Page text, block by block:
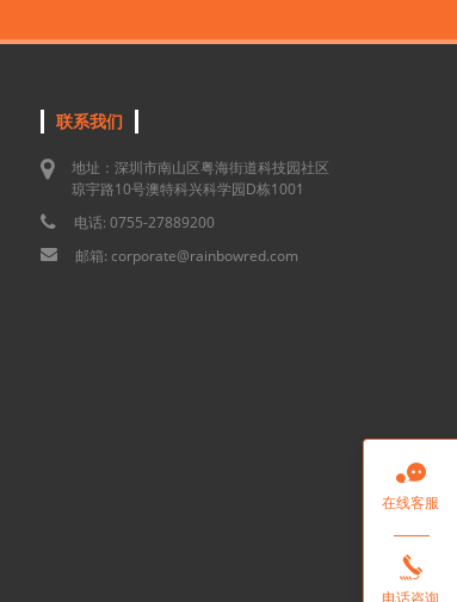
联系我们
地址：深圳市南山区粤海街道科技园社区
琼宇路10号澳特科兴科学园D栋1001
电话: 0755-27889200
邮箱: corporate@rainbowred.com

在线客服

电话咨询